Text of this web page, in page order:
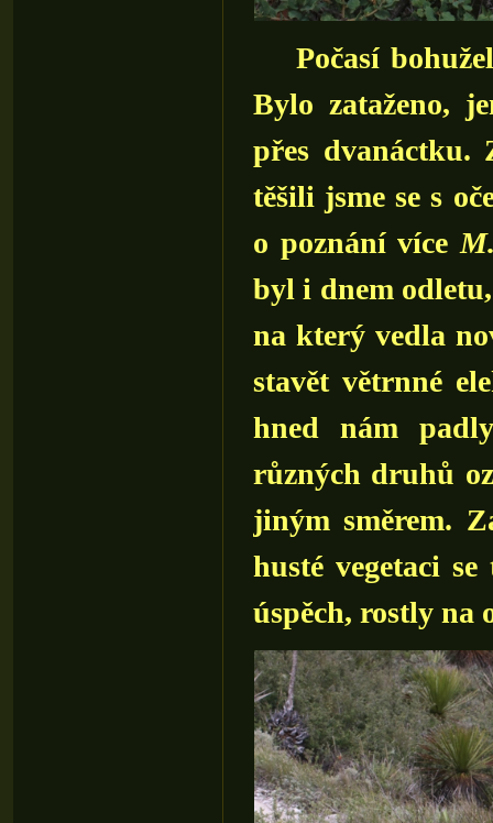
Počasí
Bylo zataženo,
přes dvanáctku.
těšili jsme se s
o poznání více
byl i dnem
na který vedla
stavět větrnné
hned nám
různých druhů
jiným směrem.
husté vegetaci
úspěch, rostly na